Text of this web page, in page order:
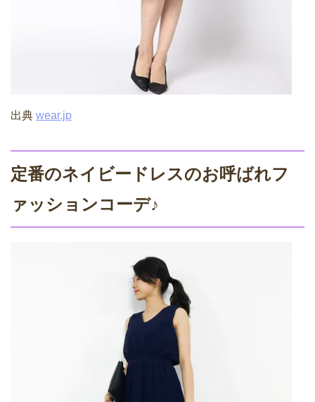
出典 wear.jp
定番のネイビードレスのお呼ばれフ
ァッションコーデ♪